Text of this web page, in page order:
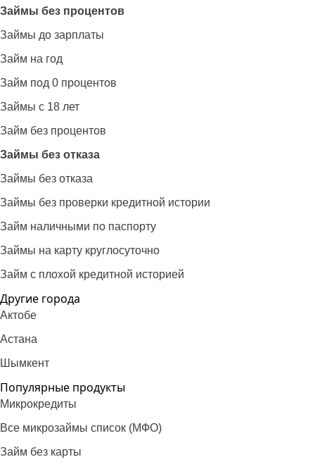
Займы без процентов
Займы до зарплаты
Займ на год
Займ под 0 процентов
Займы с 18 лет
Займ без процентов
Займы без отказа
Займы без отказа
Займы без проверки кредитной истории
Займ наличными по паспорту
Займы на карту круглосуточно
Займ с плохой кредитной историей
Другие города
Актобе
Астана
Шымкент
Популярные продукты
Микрокредиты
Все микрозаймы список (МФО)
Займ без карты